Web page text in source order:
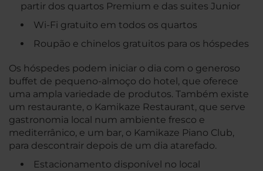
partir dos quartos Premium e das suites Junior
Wi-Fi gratuito em todos os quartos
Roupão e chinelos gratuitos para os hóspedes
Os hóspedes podem iniciar o dia com o generoso
buffet de pequeno-almoço do hotel, que oferece
uma ampla variedade de produtos. Também existe
um restaurante, o Kamikaze Restaurant, que serve
gastronomia local num ambiente fresco e
mediterrânico, e um bar, o Kamikaze Piano Club,
para descontrair depois de um dia atarefado.
Estacionamento disponível no local